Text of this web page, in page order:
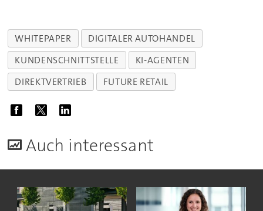
WHITEPAPER
DIGITALER AUTOHANDEL
KUNDENSCHNITTSTELLE
KI-AGENTEN
DIREKTVERTRIEB
FUTURE RETAIL
Auch interessant